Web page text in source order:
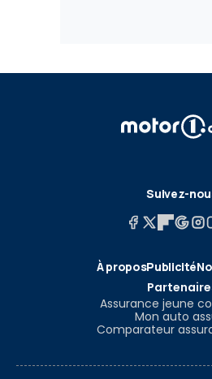
Suivez-
À proposPublicité
Assurance jeune
Mon auto
Comparateur